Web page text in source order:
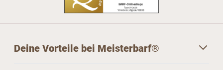
Deine Vorteile bei Meisterbarf®